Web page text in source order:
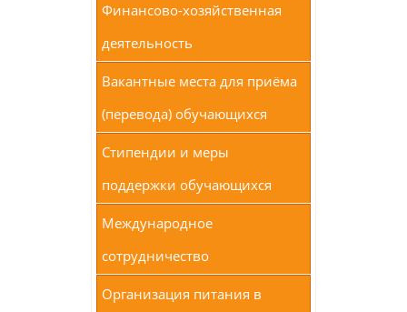
Финансово-хозяйственная
деятельность
Вакантные места для приёма
(перевода) обучающихся
Стипендии и меры
поддержки обучающихся
Международное
сотрудничество
Организация питания в